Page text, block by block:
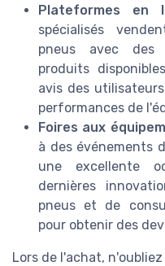
Plateformes en
spécialisés
pneus avec des
produits
avis des
performances de
Foires aux
à des événements
une excellente
dernières
pneus et de
pour obtenir des
Lors de l'achat,